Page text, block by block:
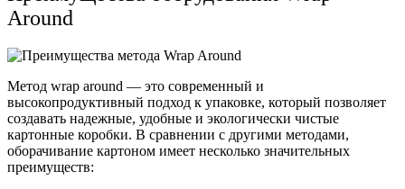
Around
Метод wrap around — это современный и
высокопродуктивный подход к упаковке, который позволяет
создавать надежные, удобные и экологически чистые
картонные коробки. В сравнении с другими методами,
оборачивание картоном имеет несколько значительных
преимуществ: